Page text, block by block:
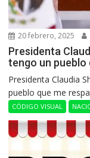
20 febrero, 2025
Presidenta
tengo un pueblo
Presidenta Claudia
pueblo que me
CÓDIGO VISUAL